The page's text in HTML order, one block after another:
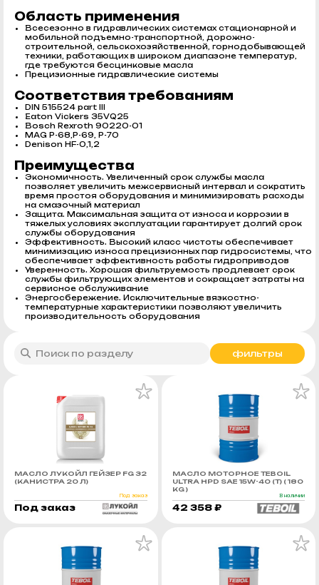
Область применения
Всесезонно в гидравлических системах стационарной и
мобильной подъемно-транспортной, дорожно-
строительной, сельскохозяйственной, горнодобывающей
техники, работающих в широком диапазоне температур,
где требуются бесцинковые масла
Прецизионные гидравлические системы
Соответствия требованиям
DIN 515524 part III
Eaton Vickers 35VQ25
Bosch Rexroth 90220-01
MAG P-68,P-69, P-70
Denison HF-0,1,2
Преимущества
Экономичность. Увеличенный срок службы масла
позволяет увеличить межсервисный интервал и сократить
время простоя оборудования и минимизировать расходы
на смазочный материал
Защита. Максимальная защита от износа и коррозии в
тяжелых условиях эксплуатации гарантирует долгий срок
службы оборудования
Эффективность. Высокий класс чистоты обеспечивает
минимизацию износа прецизионных пар гидросистемы, что
обеспечивает эффективность работы гидроприводов
Уверенность. Хорошая фильтруемость продлевает срок
службы фильтрующих элементов и сокращает затраты на
сервисное обслуживание
Энергосбережение. Исключительные вязкостно-
температурные характеристики позволяют увеличить
производительность оборудования
фильтры
МАСЛО ЛУКОЙЛ ГЕЙЗЕР FG 32
(КАНИСТРА 20 Л)
Под заказ
Под заказ
МАСЛО МОТОРНОЕ TEBOIL
ULTRA HPD SAE 15W-40 (Т) ( 180
KG )
В наличии
42 358 ₽